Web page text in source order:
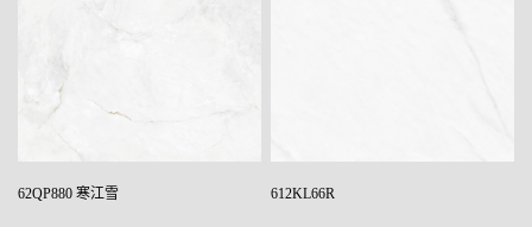
62QP880 寒江雪 612KL66R